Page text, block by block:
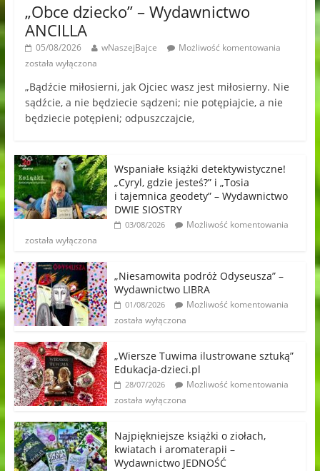
„Obce dziecko” – Wydawnictwo
ANCILLA
05/08/2026 wNaszejBajce
Możliwość komentowania
została wyłączona
„Bądźcie miłosierni, jak Ojciec wasz jest miłosierny. Nie
sądźcie, a nie będziecie sądzeni; nie potępiajcie, a nie
będziecie potępieni; odpuszczajcie,
Wspaniałe książki detektywistyczne!
„Cyryl, gdzie jesteś?” i „Tosia
i tajemnica geodety” – Wydawnictwo
DWIE SIOSTRY
03/08/2026
Możliwość komentowania
została wyłączona
„Niesamowita podróż Odyseusza” –
Wydawnictwo LIBRA
01/08/2026
Możliwość komentowania
została wyłączona
„Wiersze Tuwima ilustrowane sztuką”
Edukacja-dzieci.pl
28/07/2026
Możliwość komentowania
została wyłączona
Najpiękniejsze książki o ziołach,
kwiatach i aromaterapii –
Wydawnictwo JEDNOŚĆ